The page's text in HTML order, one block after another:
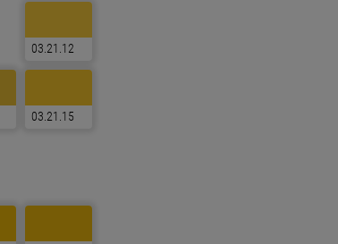
03.21.12
03.21.15